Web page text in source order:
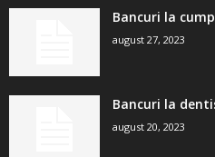
Bancuri la
august 27, 2023
Bancuri la
august 20, 2023